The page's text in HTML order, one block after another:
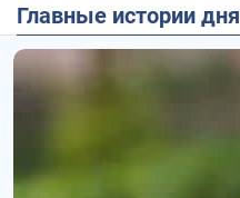
Главные истории дня